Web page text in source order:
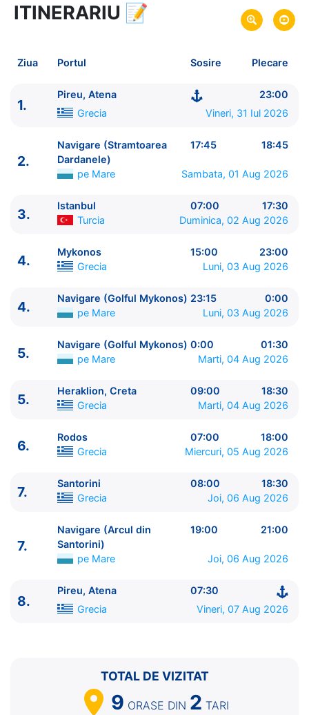
8 zile vacanta de croaziera in
Insulele Grecesti si Turcia -
Plecare pe 31 Iul 2026 din Pireu, Atena, Grecia
Costa Cruises
ITINERARIU
Ziua | Portul | Sosire - Plecare
Pireu, Atena Grecia ⚓ - 23:00
2.
Navigare (Stramtoarea Dardanele) pe Mare 17:45
3.
Istanbul Turcia 07:00 - 17:30
4.
Mykonos Grecia
5.
Navigare (Golful Mykonos) pe Mare
0:00 - 01:30
Heraklion, Creta
09:00 - 18:30
7.
Santorini Grecia
08:00 - 18:30
pe Mare
19:00 -
8.
Pireu, Atena Grecia
ITINERARIU 📝
Ziua Portul Sosire Plecare
1.
Pireu, Atena
23:00
Grecia
Vineri, 31 Iul 2026
2.
Navigare (Stramtoarea
Dardanele)
17:45 18:45
pe Mare Sambata, 01 Aug 2026
3.
Istanbul 07:00
17:30
Turcia
Duminica, 02 Aug 2026
4.
Mykonos 15:00
23:00
Grecia
Luni, 03 Aug 2026
4.
Navigare (Golful Mykonos) 23:15
0:00
pe Mare
Luni, 03 Aug 2026
5.
Navigare (Golful Mykonos) 0:00
01:30
pe Mare
Marti, 04 Aug 2026
5.
Heraklion, Creta 09:00
18:30
Grecia
Marti, 04 Aug 2026
6.
Rodos 07:00
18:00
Grecia
Miercuri, 05 Aug 2026
7.
Santorini 08:00
18:30
Grecia
Joi, 06 Aug 2026
7.
Navigare (Arcul din
Santorini)
19:00 21:00
pe Mare Joi, 06 Aug 2026
8.
Pireu, Atena
07:30
Grecia
Vineri, 07 Aug 2026
TOTAL DE VIZITAT
9 ORASE DIN 2 TARI